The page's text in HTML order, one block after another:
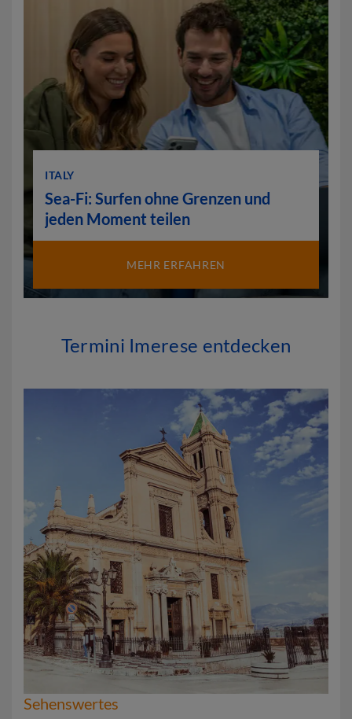
ITALY
Sea-Fi: Surfen ohne Grenzen und
jeden Moment teilen
MEHR ERFAHREN
Termini Imerese entdecken
Sehenswertes